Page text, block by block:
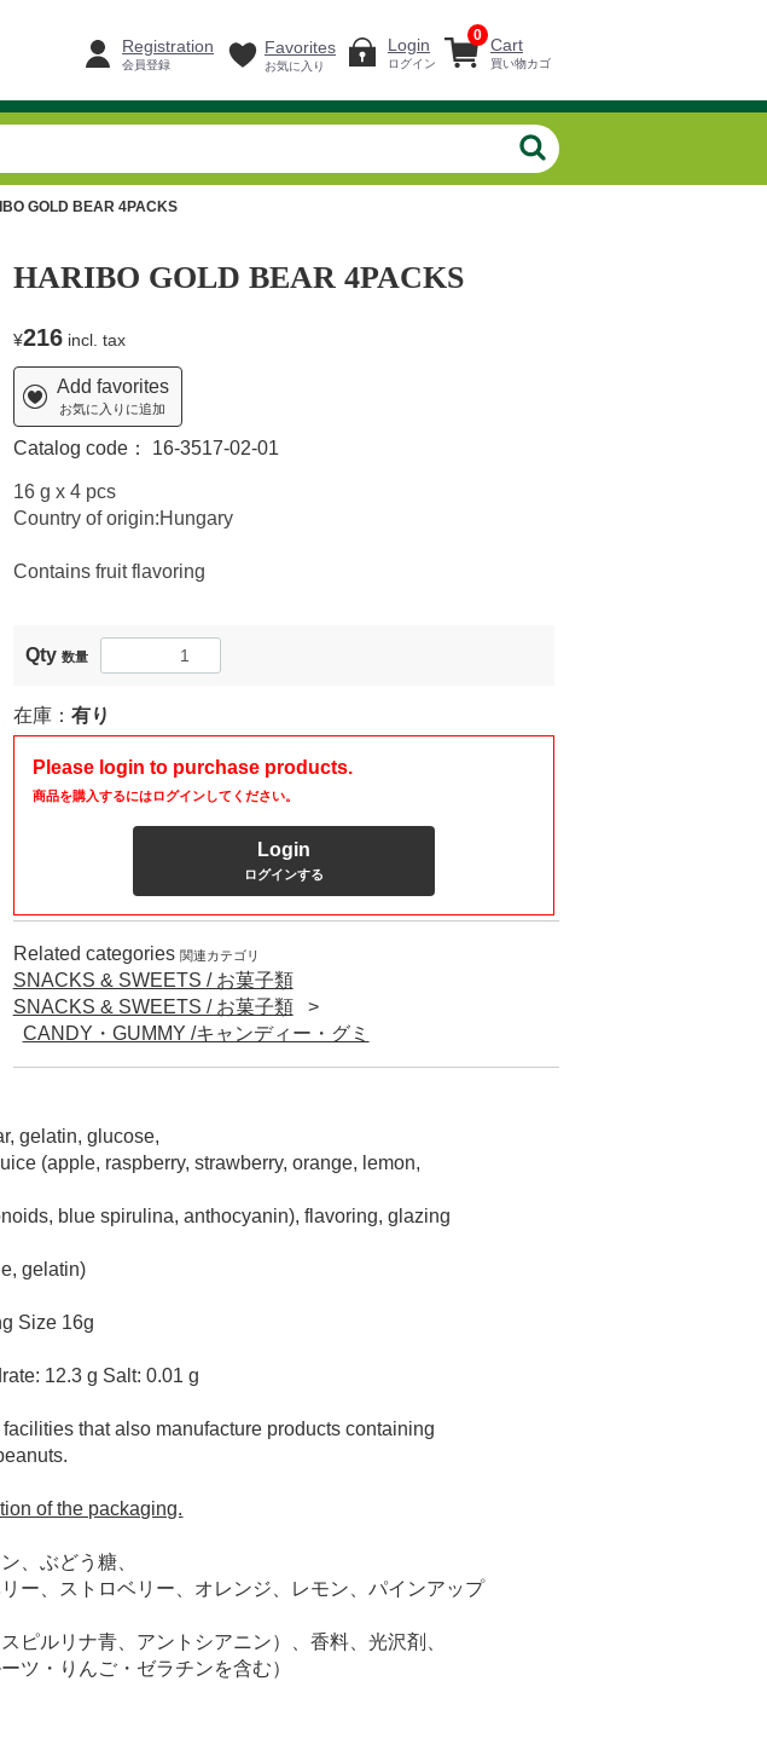
Cart
買い物カゴ
0
Registration
会員登録
Favorites
お気に入り
Login
ログイン
GOLD BEAR 4PACKS
HARIBO GOLD BEAR 4PACKS
¥216incl. tax
Add favorites
お気に入りに追加
Catalog code： 16-3517-02-01
16 g x 4 pcs
Country of origin:Hungary
Contains fruit flavoring
Qty 数量
在庫： 有り
Please login to purchase products.
商品を購入するにはログインしてください。
Login
ログインする
Related categories 関連カテゴリ
SNACKS & SWEETS / お菓子類
SNACKS & SWEETS / お菓子類
CANDY・GUMMY /キャンディー・グミ
gelatin, glucose,
(apple, raspberry, strawberry, orange, lemon,
blue spirulina, anthocyanin), flavoring, glazing
gelatin)
Size 16g
12.3 g Salt: 0.01 g
that also manufacture products containing
of the packaging.
、ぶどう糖、
ー、ストロベリー、オレンジ、レモン、パインアップ
ピルリナ青、アントシアニン）、香料、光沢剤、
ツ・りんご・ゼラチンを含む）